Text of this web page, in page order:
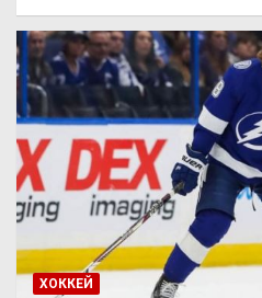
ХОККЕЙ